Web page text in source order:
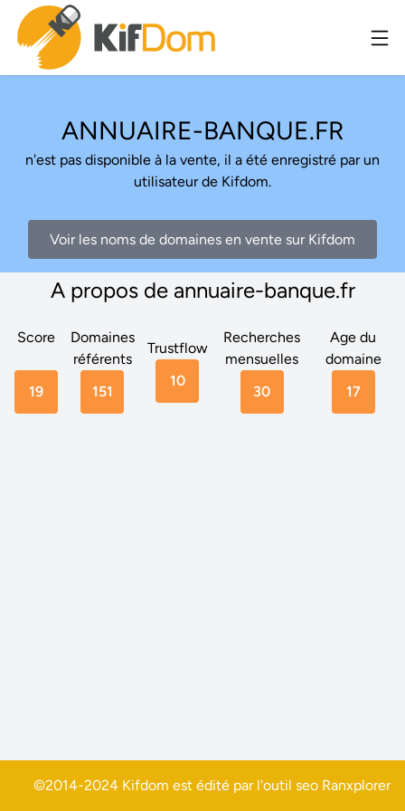
ANNUAIRE-BANQUE.FR
n'est pas disponible à la vente, il a été enregistré par un
utilisateur de Kifdom.
Voir les noms de domaines en vente sur Kifdom
A propos de annuaire-banque.fr
Score
19
Domaines
référents
151
Trustflow
10
Recherches
mensuelles
30
Age du
domaine
17
©2014-2024 Kifdom est édité par l'outil seo Ranxplorer